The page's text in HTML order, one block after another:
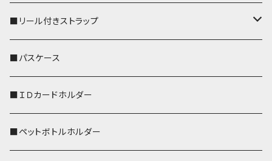
■リール付きストラップ
リールのみ
ストラップ付
■パスケース
■ＩＤカードホルダー
■ペットボトルホルダー